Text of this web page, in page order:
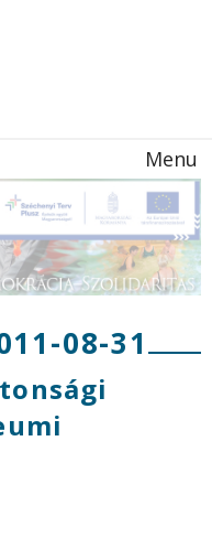
Menu
08-31